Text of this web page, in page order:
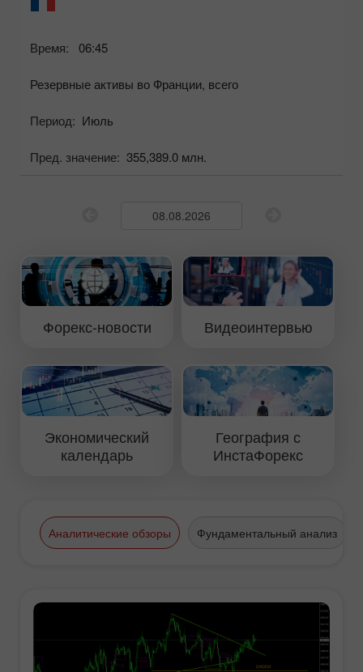
Время: 06:45
Резервные активы во Франции, всего
Период: Июль
Пред. значение: 355,389.0 млн.
Форекс-новости Видеоинтервью
Экономический
календарь
География с
ИнстаФорекс
Аналитические обзоры Фундаментальный анализ